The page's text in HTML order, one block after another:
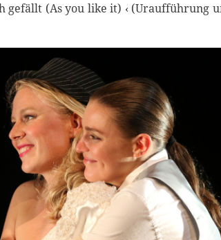
gefällt (As you like it) ‹ (Uraufführung